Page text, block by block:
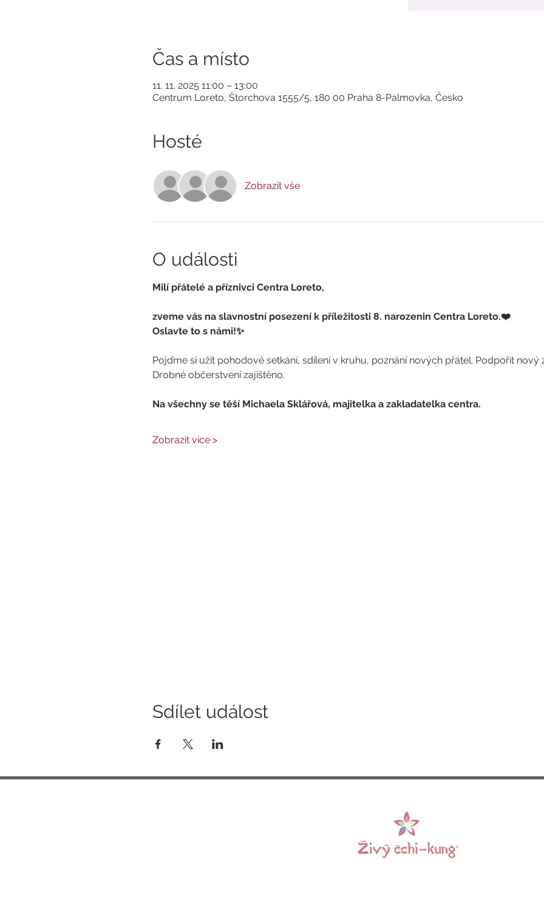
Čas a místo
11. 11. 2025 11:00 – 13:00
Centrum Loreto, Štorchova 1555/5, 180 00 Praha 8-Palmovka, Česko
Hosté
Zobrazit vše
O události
Milí přátelé a příznivci Centra Loreto,
zveme vás na slavnostní posezení k příležitosti 8. narozenin Centra Loreto.❤️
Oslavte to s námi!✨
Pojďme si užít pohodové setkání, sdílení v kruhu, poznání nových přátel. Podpořit nový
Drobné občerstvení zajištěno.
Na všechny se těší Michaela Sklářová, majitelka a zakladatelka centra.
Zobrazit více >
Sdílet událost